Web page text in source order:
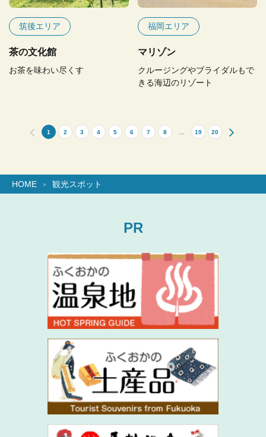
筑後エリア
茶の文化館
お茶を味わい尽くす
福岡エリア
マリゾン
クルージングやブライダルもで
きる海辺のリゾート
1 2 3 4 5 6 7 8 19 20
HOME 観光スポット
PR